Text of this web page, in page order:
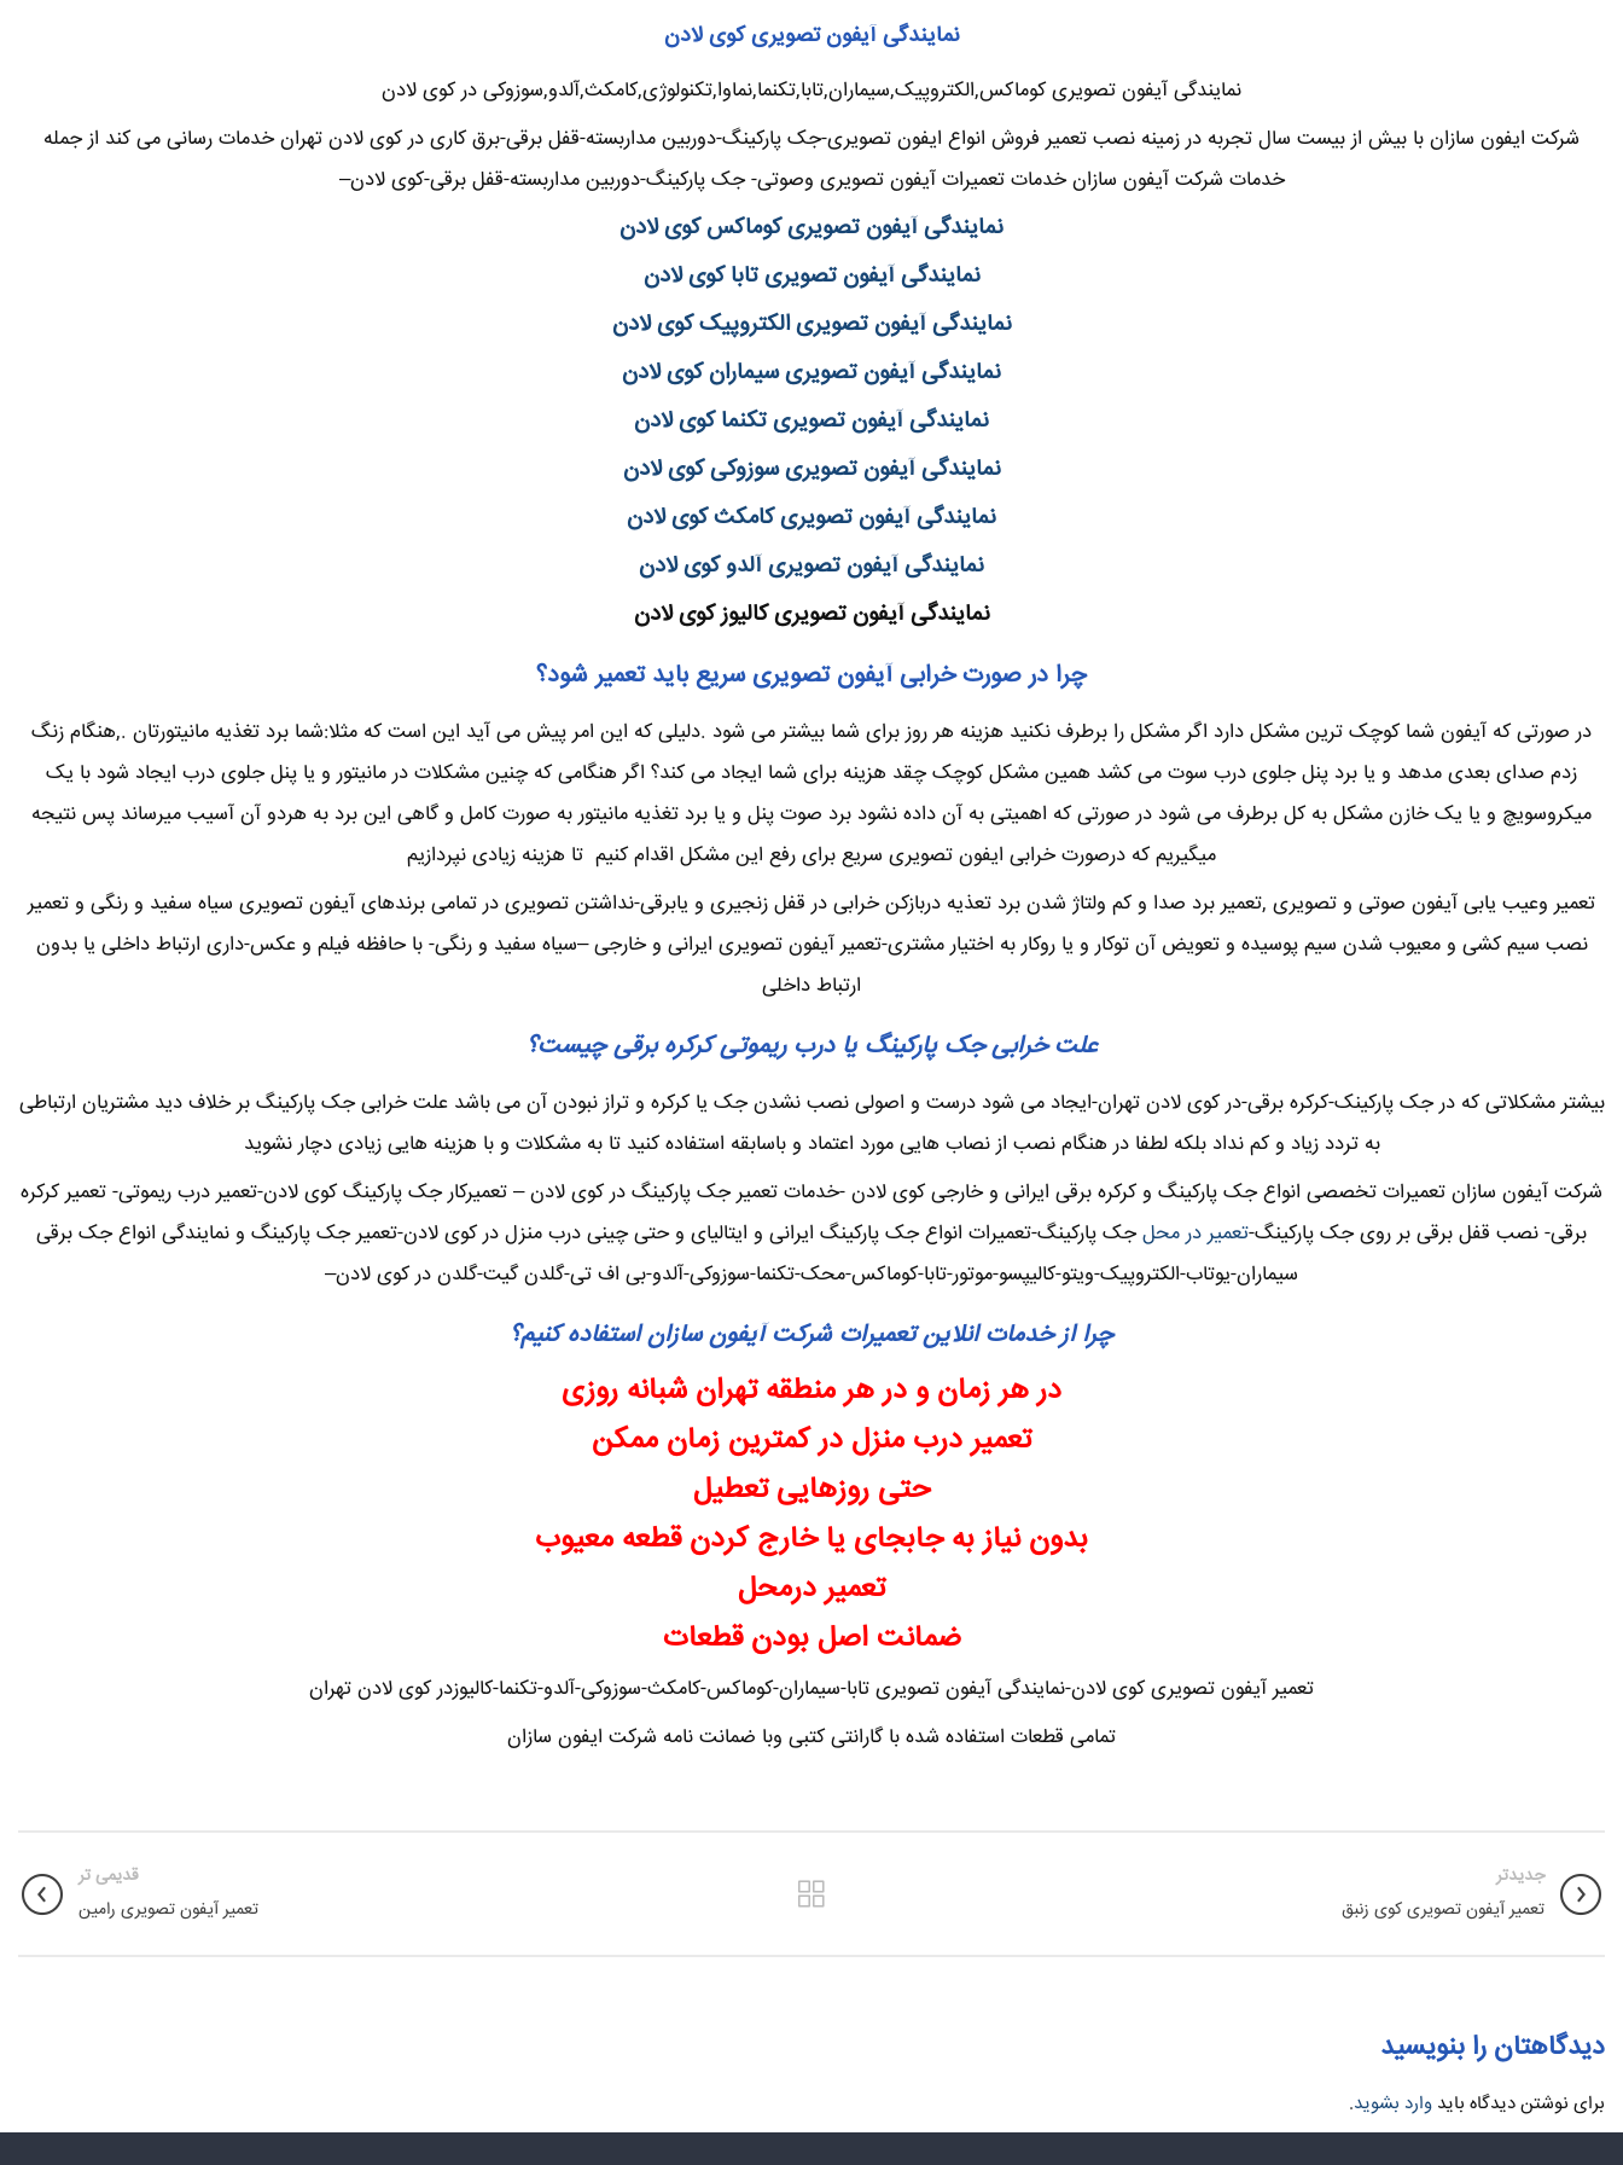
نمایندگی آیفون تصویری کوی لادن
نمایندگی آیفون تصویری کوماکس,الکتروپیک,سیماران,تابا,تکنما,نماوا,تکنولوژی,کامکث,آلدو,سوزوکی در کوی لادن
شرکت ایفون سازان با بیش از بیست سال تجربه در زمینه نصب تعمیر فروش انواع ایفون تصویری-جک پارکینگ-دوربین مداربسته-قفل برقی-برق کاری در کوی لادن تهران خدمات رسانی می کند از جمله
خدمات شرکت آیفون سازان خدمات تعمیرات آیفون تصویری وصوتی- جک پارکینگ-دوربین مداربسته-قفل برقی-کوی لادن–
نمایندگی آیفون تصویری کوماکس کوی لادن
نمایندگی آیفون تصویری تابا کوی لادن
نمایندگی آیفون تصویری الکتروپیک کوی لادن
نمایندگی آیفون تصویری سیماران کوی لادن
نمایندگی آیفون تصویری تکنما کوی لادن
نمایندگی آیفون تصویری سوزوکی کوی لادن
نمایندگی آیفون تصویری کامکث کوی لادن
نمایندگی آیفون تصویری آلدو کوی لادن
نمایندگی آیفون تصویری کالیوز کوی لادن
چرا در صورت خرابی آیفون تصویری سریع باید تعمیر شود؟
در صورتی که آیفون شما کوچک ترین مشکل دارد اگر مشکل را برطرف نکنید هزینه هر روز برای شما بیشتر می شود .دلیلی که این امر پیش می آید این است که مثلا:شما برد تغذیه مانیتورتان .,هنگام زنگ
زدم صدای بعدی مدهد و یا برد پنل جلوی درب سوت می کشد همین مشکل کوچک چقد هزینه برای شما ایجاد می کند؟ اگر هنگامی که چنین مشکلات در مانیتور و یا پنل جلوی درب ایجاد شود با یک
میکروسویچ و یا یک خازن مشکل به کل برطرف می شود در صورتی که اهمیتی به آن داده نشود برد صوت پنل و یا برد تغذیه مانیتور به صورت کامل و گاهی این برد به هردو آن آسیب میرساند پس نتیجه
میگیریم که درصورت خرابی ایفون تصویری سریع برای رفع این مشکل اقدام کنیم تا هزینه زیادی نپردازیم
تعمیر وعیب یابی آیفون صوتی و تصویری ,تعمیر برد صدا و کم ولتاژ شدن برد تعذیه دربازکن خرابی در قفل زنجیری و یابرقی-نداشتن تصویری در تمامی برندهای آیفون تصویری سیاه سفید و رنگی و تعمیر
نصب سیم کشی و معیوب شدن سیم پوسیده و تعویض آن توکار و یا روکار به اختیار مشتری-تعمیر آیفون تصویری ایرانی و خارجی –سیاه سفید و رنگی- با حافظه فیلم و عکس-داری ارتباط داخلی یا بدون
ارتباط داخلی
علت خرابی جک پارکینگ یا درب ریموتی کرکره برقی چیست؟
بیشتر مشکلاتی که در جک پارکینک-کرکره برقی-در کوی لادن تهران-ایجاد می شود درست و اصولی نصب نشدن جک یا کرکره و تراز نبودن آن می باشد علت خرابی جک پارکینگ بر خلاف دید مشتریان ارتباطی
به تردد زیاد و کم نداد بلکه لطفا در هنگام نصب از نصاب هایی مورد اعتماد و باسابقه استفاده کنید تا به مشکلات و با هزینه هایی زیادی دچار نشوید
شرکت آیفون سازان تعمیرات تخصصی انواع جک پارکینگ و کرکره برقی ایرانی و خارجی کوی لادن -خدمات تعمیر جک پارکینگ در کوی لادن – تعمیرکار جک پارکینگ کوی لادن-تعمیر درب ریموتی- تعمیر کرکره
برقی- نصب قفل برقی بر روی جک پارکینگ-تعمیر در محلجک پارکینگ-تعمیرات انواع جک پارکینگ ایرانی و ایتالیای و حتی چینی درب منزل در کوی لادن-تعمیر جک پارکینگ و نمایندگی انواع جک برقی
سیماران-یوتاب-الکتروپیک-ویتو-کالیپسو-موتور-تابا-کوماکس-محک-تکنما-سوزوکی-آلدو-بی اف تی-گلدن گیت-گلدن در کوی لادن–
چرا از خدمات انلاین تعمیرات شرکت آیفون سازان استفاده کنیم؟
در هر زمان و در هر منطقه تهران شبانه روزی
تعمیر درب منزل در کمترین زمان ممکن
حتی روزهایی تعطیل
بدون نیاز به جابجای یا خارج کردن قطعه معیوب
تعمیر درمحل
ضمانت اصل بودن قطعات
تعمیر آیفون تصویری کوی لادن-نمایندگی آیفون تصویری تابا-سیماران-کوماکس-کامکث-سوزوکی-آلدو-تکنما-کالیوزدر کوی لادن تهران
تمامی قطعات استفاده شده با گارانتی کتبی وبا ضمانت نامه شرکت ایفون سازان
جدیدتر
تعمیر آیفون تصویری کوی زنبق
قدیمی تر
تعمیر آیفون تصویری رامین
دیدگاهتان را بنویسید
برای نوشتن دیدگاه باید وارد بشوید.